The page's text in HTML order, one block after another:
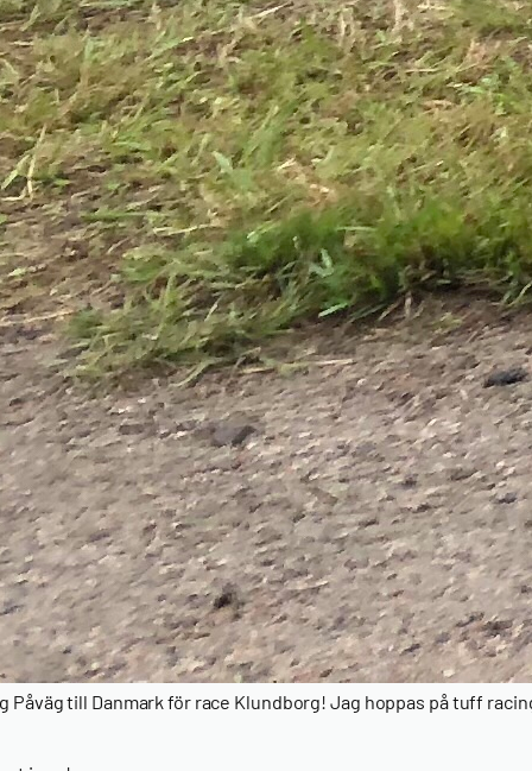
Påväg till Danmark för race Klundborg! Jag hoppas på tuff